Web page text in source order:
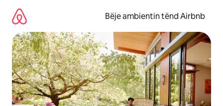
përmbajtja
Bëje ambientin tënd Airbnb